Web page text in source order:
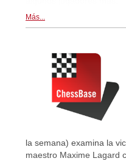
Más...
la semana) examina la
maestro Maxime Lagard